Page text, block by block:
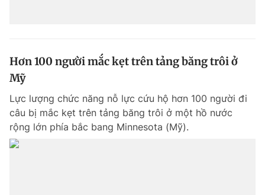
Hơn 100 người mắc kẹt trên tảng băng trôi ở
Mỹ
Lực lượng chức năng nỗ lực cứu hộ hơn 100 người đi
câu bị mắc kẹt trên tảng băng trôi ở một hồ nước
rộng lớn phía bắc bang Minnesota (Mỹ).